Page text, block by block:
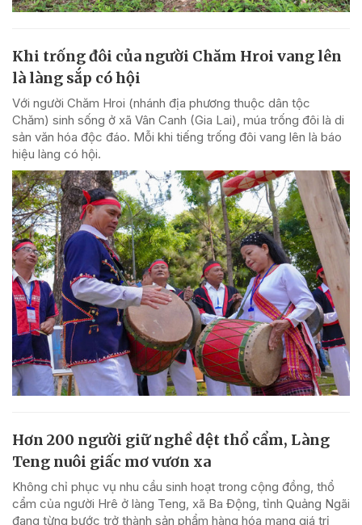
Khi trống đôi của người Chăm Hroi vang lên
là làng sắp có hội
Với người Chăm Hroi (nhánh địa phương thuộc dân tộc
Chăm) sinh sống ở xã Vân Canh (Gia Lai), múa trống đôi là di
sản văn hóa độc đáo. Mỗi khi tiếng trống đôi vang lên là báo
hiệu làng có hội.
Hơn 200 người giữ nghề dệt thổ cẩm, Làng
Teng nuôi giấc mơ vươn xa
Không chỉ phục vụ nhu cầu sinh hoạt trong cộng đồng, thổ
cẩm của người Hrê ở làng Teng, xã Ba Động, tỉnh Quảng Ngãi
đang từng bước trở thành sản phẩm hàng hóa mang giá trị